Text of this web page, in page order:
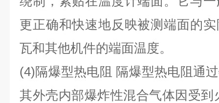
更正确和快速地反映被测端面的
瓦和其他机件的端面温度。
(4)隔爆型热电阻 隔爆型热电阻通
其外壳内部爆炸性混合气体因受